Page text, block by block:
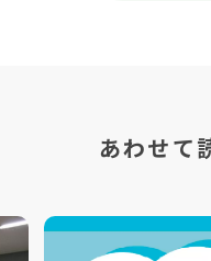
あわせて